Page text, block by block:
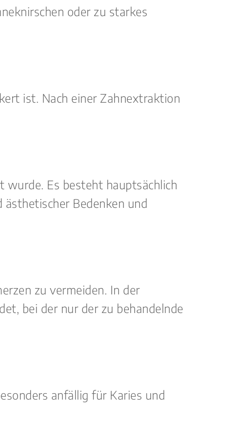
oder zu starkes
ist. Nach einer Zahnextraktion
wurde. Es besteht hauptsächlich
Bedenken und
zu vermeiden. In der
bei der nur der zu behandelnde
anfällig für Karies und